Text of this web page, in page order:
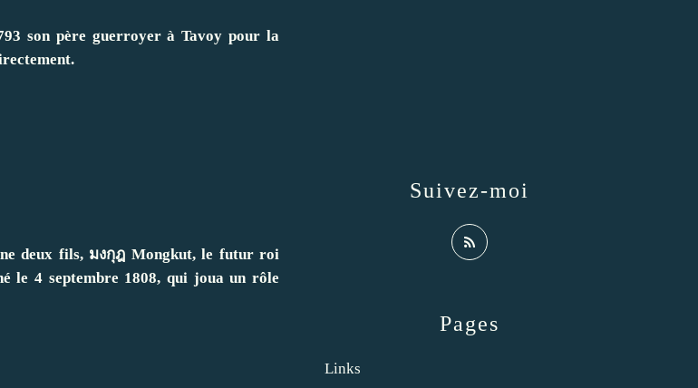
son père guerroyer à Tavoy pour la
deux fils, มงกุฎ Mongkut, le futur roi
le 4 septembre 1808, qui joua un rôle
Pages
Links
Suivez-moi